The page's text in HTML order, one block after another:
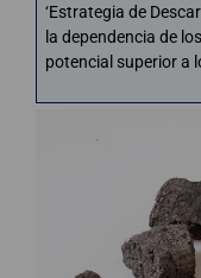
‘Estrategia de
la dependencia de
potencial superior a